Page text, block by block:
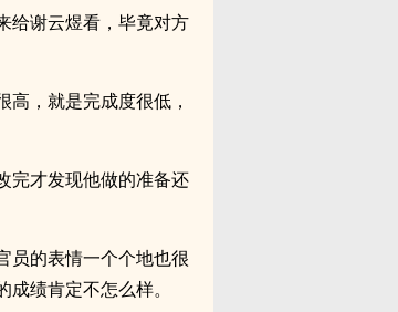
给谢云煜看，毕竟对方
，就是完成度很低，
完才发现他做的准备还
员的表情一个个地也很
绩肯定不怎么样。